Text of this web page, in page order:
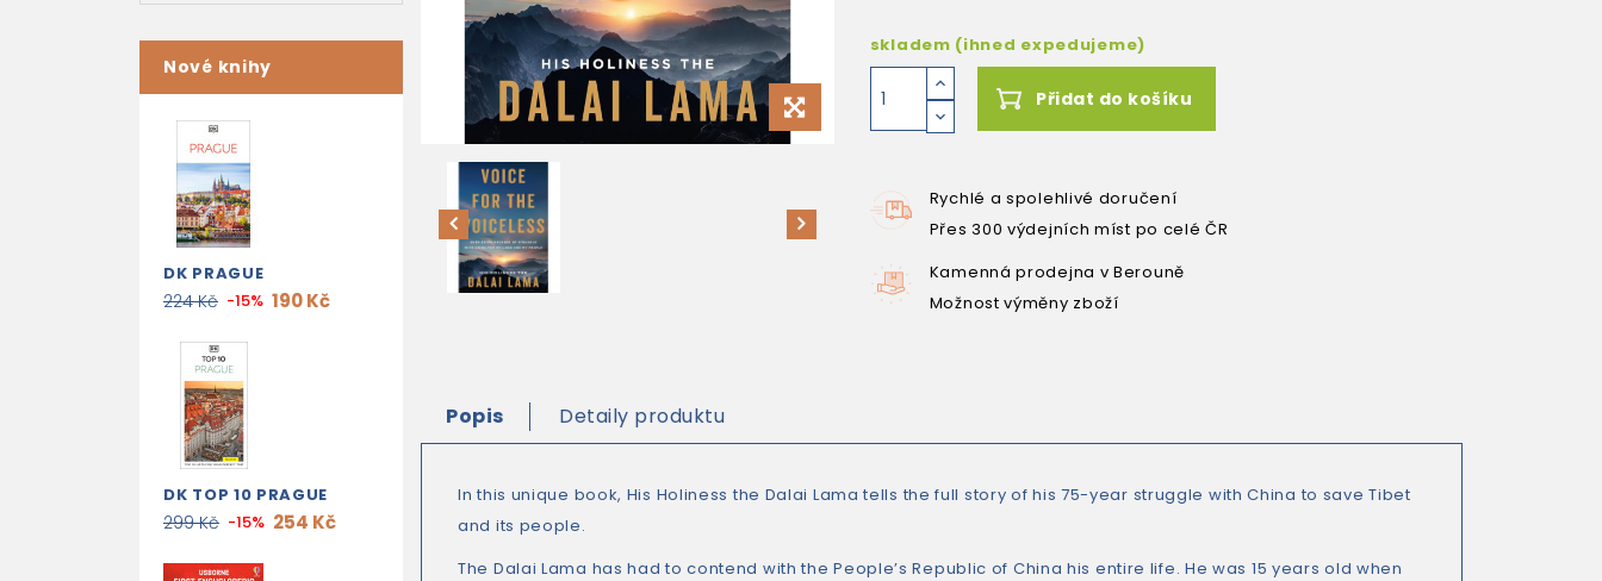
Nové knihy
DK PRAGUE
224 Kč -15% 190 Kč
DK TOP 10 PRAGUE
299 Kč -15% 254 Kč
skladem (ihned expedujeme)
Přidat do košíku
Rychlé a spolehlivé doručení
Přes 300 výdejních míst po celé ČR
Kamenná prodejna v Berouně
Možnost výměny zboží
Popis Detaily produktu
In this unique book, His Holiness the Dalai Lama tells the full story of his 75-year struggle with China to save Tibet
and its people.
The Dalai Lama has had to contend with the People’s Republic of China his entire life. He was 15 years old when